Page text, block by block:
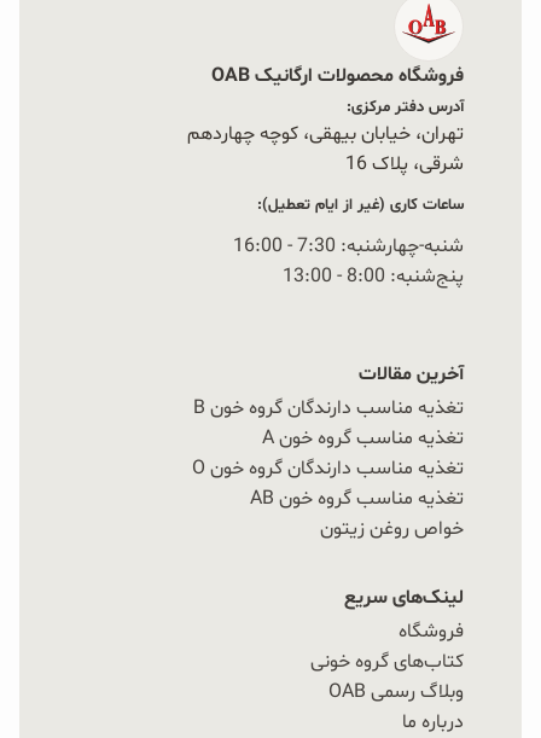
فروشگاه محصولات ارگانیک OAB
آدرس دفتر مرکزی:
تهران، خیابان بیهقی، کوچه چهاردهم
شرقی، پلاک 16‭
ساعات کاری (غیر از ایام تعطیل):
شنبه-چهارشنبه: 7:30 - 16:00
پنج‌شنبه: 8:00 - 13:00
آخرین مقالات
تغذیه مناسب دارندگان گروه خون B
تغذیه مناسب گروه خون A
تغذیه مناسب دارندگان گروه خون O
تغذیه مناسب گروه خون AB
خواص روغن زیتون
لینک‌های سریع
فروشگاه
کتاب‌های گروه خونی
وبلاگ رسمی OAB
درباره ما